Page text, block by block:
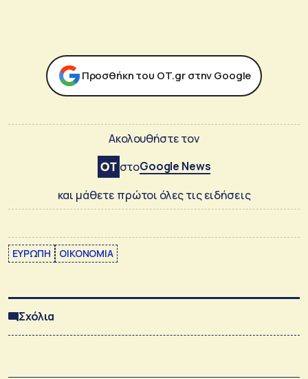
Προσθήκη του ΟΤ.gr στην Google
Ακολουθήστε τον
στοGoogle News
και μάθετε πρώτοι όλες τις ειδήσεις
ΕΥΡΩΠΗ ΟΙΚΟΝΟΜΙΑ
Σχόλια